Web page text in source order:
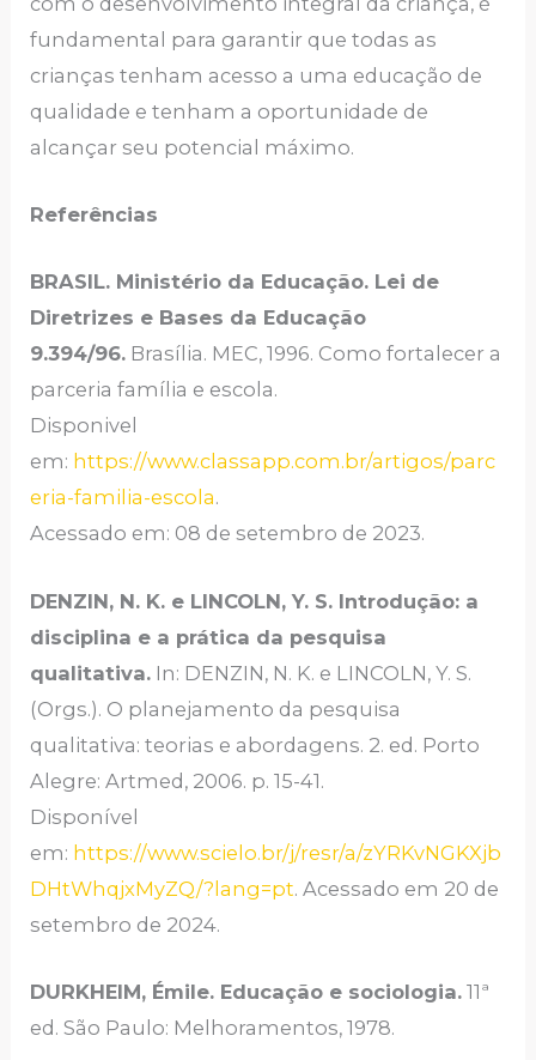
fundamental para garantir que todas as
crianças tenham acesso a uma educação de
qualidade e tenham a oportunidade de
alcançar seu potencial máximo.
Referências
BRASIL. Ministério da Educação. Lei de
Diretrizes e Bases da Educação
9.394/96. Brasília. MEC, 1996. Como fortalecer a
parceria família e escola.
Disponivel
em: https://www.classapp.com.br/artigos/parc
eria-familia-escola.
Acessado em: 08 de setembro de 2023.
DENZIN, N. K. e LINCOLN, Y. S. Introdução: a
disciplina e a prática da pesquisa
qualitativa. In: DENZIN, N. K. e LINCOLN, Y. S.
(Orgs.). O planejamento da pesquisa
qualitativa: teorias e abordagens. 2. ed. Porto
Alegre: Artmed, 2006. p. 15-41.
Disponível
em: https://www.scielo.br/j/resr/a/zYRKvNGKXjb
DHtWhqjxMyZQ/?lang=pt. Acessado em 20 de
setembro de 2024.
DURKHEIM, Émile. Educação e sociologia. 11ª
ed. São Paulo: Melhoramentos, 1978.